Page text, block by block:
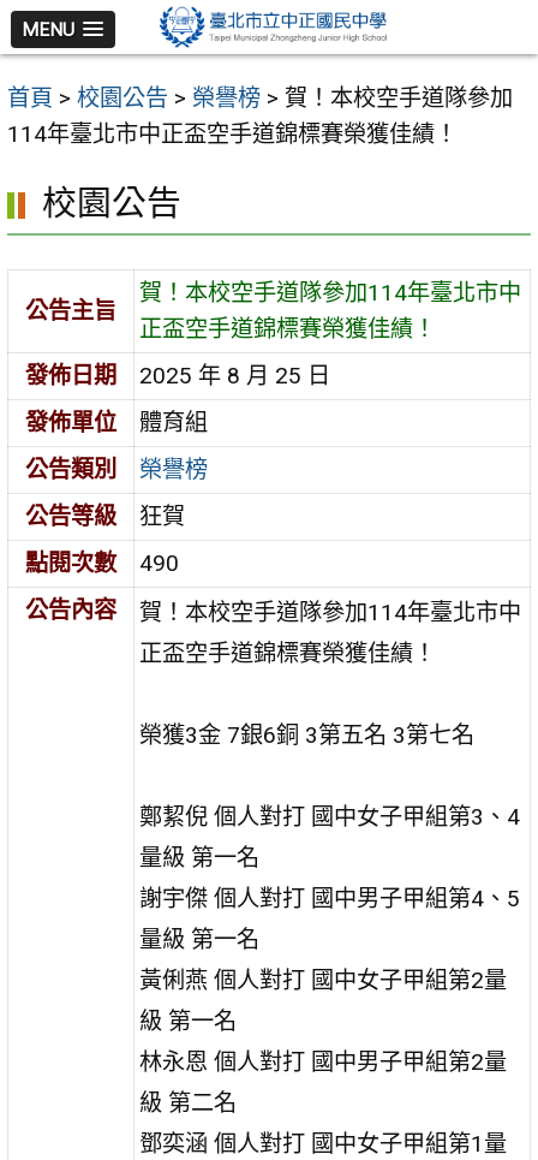
跳
至
主
要
容
區
MENU
首頁 > 校園公告 > 榮譽榜 > 賀！本校空手道隊參加
114年臺北市中正盃空手道錦標賽榮獲佳績！
校園公告
公告主旨
賀！本校空手道隊參加114年臺北市中
正盃空手道錦標賽榮獲佳績！
發佈日期
2025 年 8 月 25 日
發佈單位
體育組
公告類別
榮譽榜
公告等級
狂賀
點閱次數
490
公告內容
賀！本校空手道隊參加114年臺北市中
正盃空手道錦標賽榮獲佳績！
榮獲3金 7銀6銅 3第五名 3第七名
鄭絜倪 個人對打 國中女子甲組第3、4
量級 第一名
謝宇傑 個人對打 國中男子甲組第4、5
量級 第一名
黃俐燕 個人對打 國中女子甲組第2量
級 第一名
林永恩 個人對打 國中男子甲組第2量
級 第二名
鄧奕涵 個人對打 國中女子甲組第1量